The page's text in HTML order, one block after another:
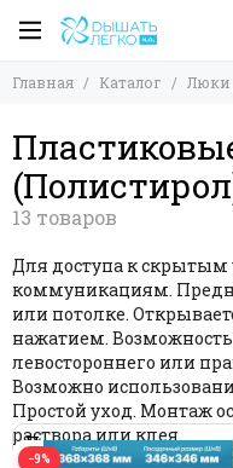
Люки
Напольные люки
Люки под покраску
Ревизионные люки
Ревизионные
Пластиковые люки-
Пластиковые люки-
Пластиковые
Декофот
Металлические люки
Металлические люки
Металлические
магнитах
Люки из
Котоход-лаз для
Главная Каталог Люки
Для доступа к
коммуникациям.
или потолке.
нажатием.
левостороннего или
Возможно
Простой уход. Монтаж
раствора или клея.
−9%